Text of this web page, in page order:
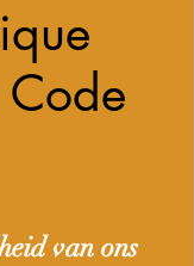
Code
van ons